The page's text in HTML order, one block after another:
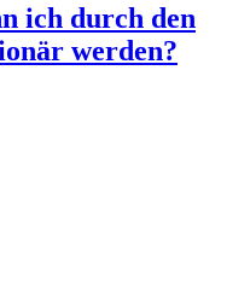
ich durch den
werden?